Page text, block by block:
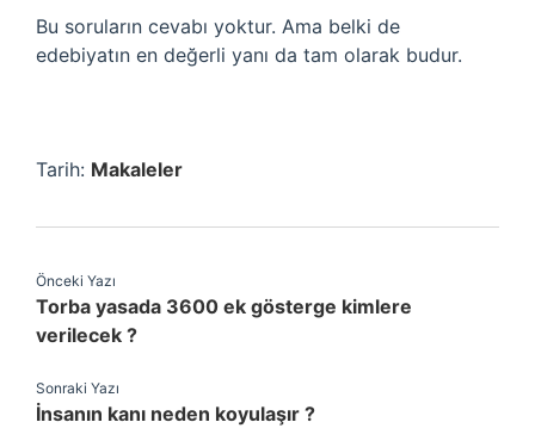
Bu soruların cevabı yoktur. Ama belki de
edebiyatın en değerli yanı da tam olarak budur.
Tarih: Makaleler
Önceki Yazı
Torba yasada 3600 ek gösterge kimlere
verilecek ?
Sonraki Yazı
İnsanın kanı neden koyulaşır ?